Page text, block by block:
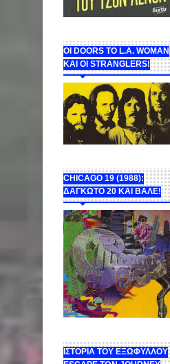
ΟΙ DOORS ΤΟ L.A. WOMAN
KAI OI STRANGLERS!
CHICAGO 19 (1988):
ΔΑΓΚΩΤΟ 20 ΚΑΙ ΒΑΛΕ!
ΙΣΤΟΡΙΑ ΤΟΥ ΕΞΩΦΥΛΛΟΥ